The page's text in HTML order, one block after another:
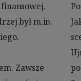
był m.in.
Zawsze